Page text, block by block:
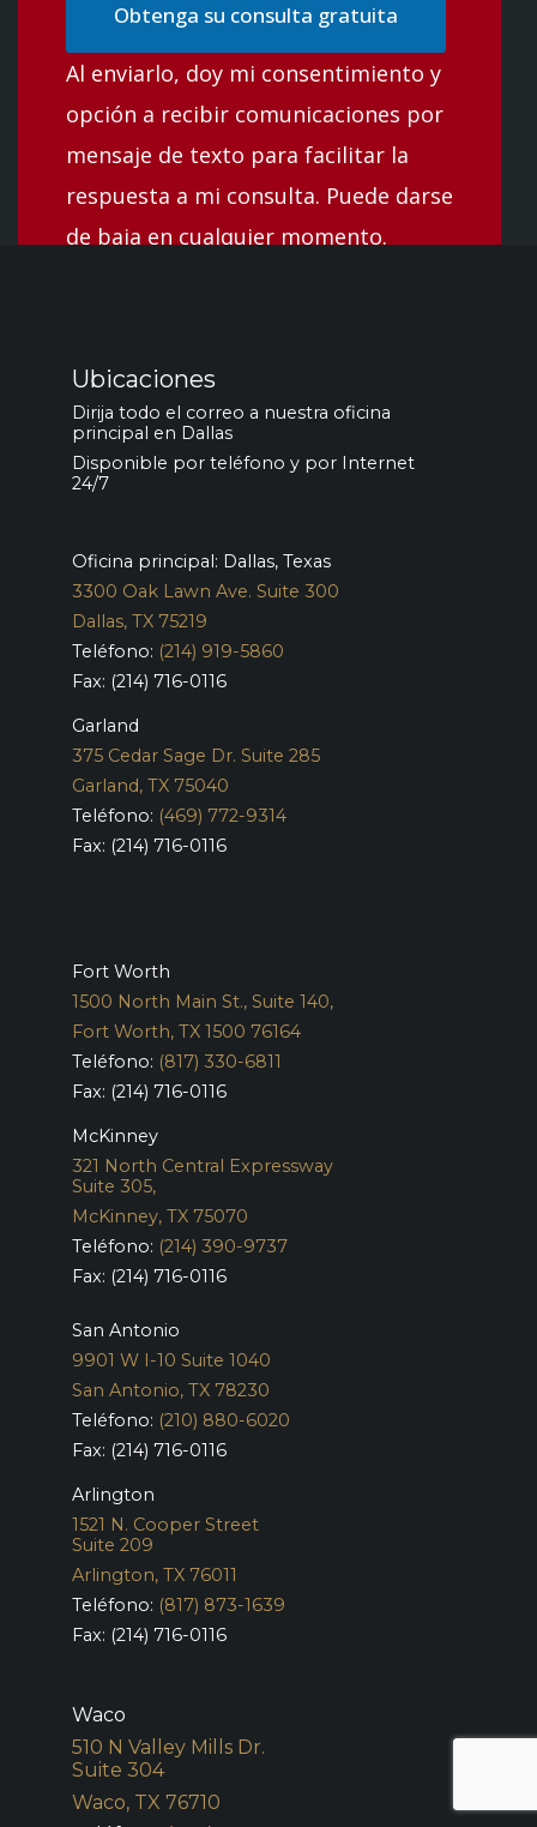
Obtenga su consulta gratuita
Al enviarlo, doy mi consentimiento y
opción a recibir comunicaciones por
mensaje de texto para facilitar la
respuesta a mi consulta. Puede darse
de baja en cualquier momento.
Ubicaciones
Dirija todo el correo a nuestra oficina
principal en Dallas
Disponible por teléfono y por Internet
24/7
Oficina principal: Dallas, Texas
3300 Oak Lawn Ave. Suite 300
Dallas, TX 75219
Teléfono: (214) 919-5860
Fax: (214) 716-0116
Garland
375 Cedar Sage Dr. Suite 285
Garland, TX 75040
Teléfono: (469) 772-9314
Fax: (214) 716-0116
Fort Worth
1500 North Main St., Suite 140,
Fort Worth, TX 1500 76164
Teléfono: (817) 330-6811
Fax: (214) 716-0116
McKinney
321 North Central Expressway
Suite 305,
McKinney, TX 75070
Teléfono: (214) 390-9737
Fax: (214) 716-0116
San Antonio
9901 W I-10 Suite 1040
San Antonio, TX 78230
Teléfono: (210) 880-6020
Fax: (214) 716-0116
Arlington
1521 N. Cooper Street
Suite 209
Arlington, TX 76011
Teléfono: (817) 873-1639
Fax: (214) 716-0116
Waco
510 N Valley Mills Dr.
Suite 304
Waco, TX 76710